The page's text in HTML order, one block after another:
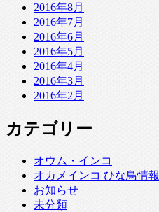
2016年8月
2016年7月
2016年6月
2016年5月
2016年4月
2016年3月
2016年2月
カテゴリー
オウム・インコ
オカメインコ ひな鳥情報
お知らせ
未分類